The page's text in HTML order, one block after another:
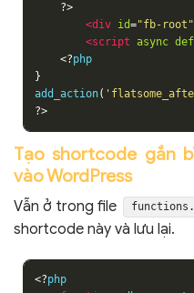
?>
<div id="fb-root"
<script
async
<?
}
add_action(
?>
Tạo shortcode gắn
vào WordPress
Vẫn ở trong file
shortcode này và lưu lại.
<?php